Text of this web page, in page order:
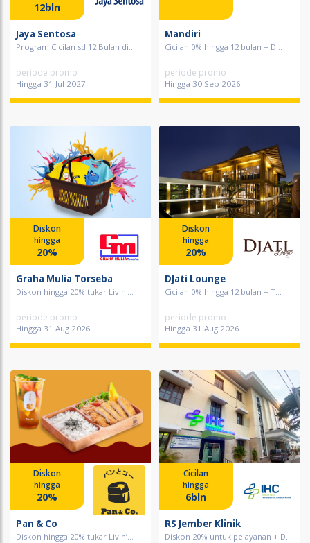
12bln
Jaya Sentosa
Program Cicilan sd 12 Bulan di...
periode promo
Hingga 31 Jul 2027
Mandiri
Cicilan 0% hingga 12 bulan + D...
periode promo
Hingga 30 Sep 2026
Diskon
hingga
20%
Graha Mulia Torseba
Diskon hingga 20% tukar Livin'...
periode promo
Hingga 31 Aug 2026
Diskon
hingga
20%
DJati Lounge
Cicilan 0% hingga 12 bulan + T...
periode promo
Hingga 31 Aug 2026
Diskon
hingga
20%
Pan & Co
Diskon hingga 20% tukar Livin’...
Cicilan
hingga
6bln
RS Jember Klinik
Diskon 20% untuk pelayanan + D...